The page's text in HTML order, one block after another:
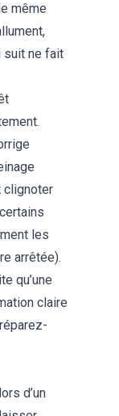
même
suit ne fait
clignoter
les
arrêtée).
qu’une
claire
d’un